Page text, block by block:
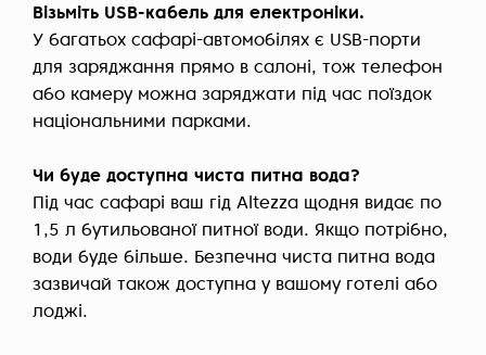
Візьміть USB-кабель для електроніки.
У багатьох сафарі-автомобілях є USB-порти
для заряджання прямо в салоні, тож телефон
або камеру можна заряджати під час поїздок
національними парками.
Чи буде доступна чиста питна вода?
Під час сафарі ваш гід Altezza щодня видає по
1,5 л бутильованої питної води. Якщо потрібно,
води буде більше. Безпечна чиста питна вода
зазвичай також доступна у вашому готелі або
лоджі.